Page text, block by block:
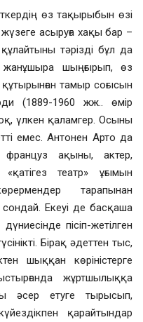
өз тақырыбын өзі
асыруға хақы бар –
тәрізді бұл да
жанұшыра шыңғырып, өз
тамыр соғысын
(1889-1960 жж.. өмір
үлкен қаламгер. Осыны
емес. Антонен Арто да
ақыны, актер,
театр» ұғымын
тарапынан
Екеуі де басқаша
пісіп-жетілген
Бірақ әдеттен тыс,
шыққан көріністерге
жұртшылыққа
әсер етуге тырысып,
қарайтындар